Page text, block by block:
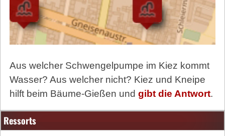
Aus welcher Schwengelpumpe im Kiez kommt
Wasser? Aus welcher nicht? Kiez und Kneipe
hilft beim Bäume-Gießen und gibt die Antwort.
Ressorts